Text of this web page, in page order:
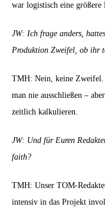
war logistisch eine
JW: Ich frage anders,
Produktion Zweifel, ob ihr
TMH: Nein, keine Zweifel.
man nie ausschließen –
zeitlich kalkulieren.
JW: Und für Euren
faith?
TMH: Unser TOM-
intensiv in das Projekt